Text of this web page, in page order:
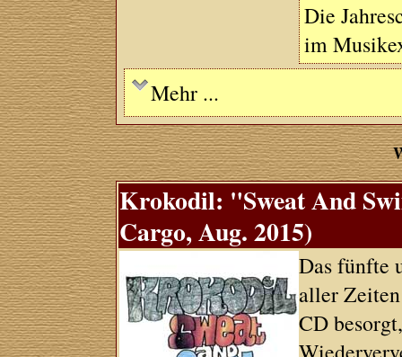
Die
im
Mehr ...
Krokodil: "Sweat And
Cargo, Aug. 2015)
Das fünfte
aller
CD